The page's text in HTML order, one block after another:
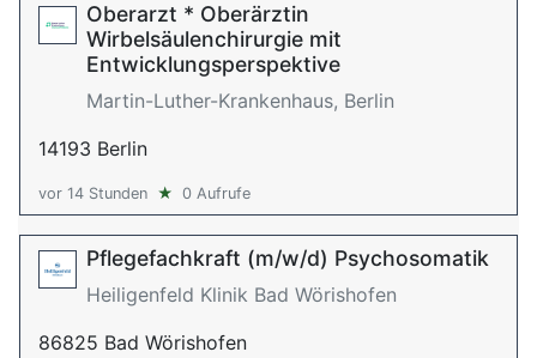
Oberarzt * Oberärztin
Wirbelsäulenchirurgie mit
Entwicklungsperspektive
Martin-Luther-Krankenhaus, Berlin
14193 Berlin
vor 14 Stunden ★ 0 Aufrufe
Pflegefachkraft (m/w/d) Psychosomatik
Heiligenfeld Klinik Bad Wörishofen
86825 Bad Wörishofen